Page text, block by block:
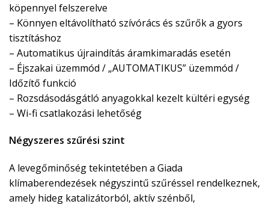
köpennyel felszerelve
– Könnyen eltávolítható szívórács és szűrők a gyors
tisztításhoz
– Automatikus újraindítás áramkimaradás esetén
– Éjszakai üzemmód / „AUTOMATIKUS” üzemmód /
Időzítő funkció
– Rozsdásodásgátló anyagokkal kezelt kültéri egység
– Wi-fi csatlakozási lehetőség
Négyszeres szűrési szint
A levegőminőség tekintetében a Giada
klímaberendezések négyszintű szűréssel rendelkeznek,
amely hideg katalizátorból, aktív szénből,